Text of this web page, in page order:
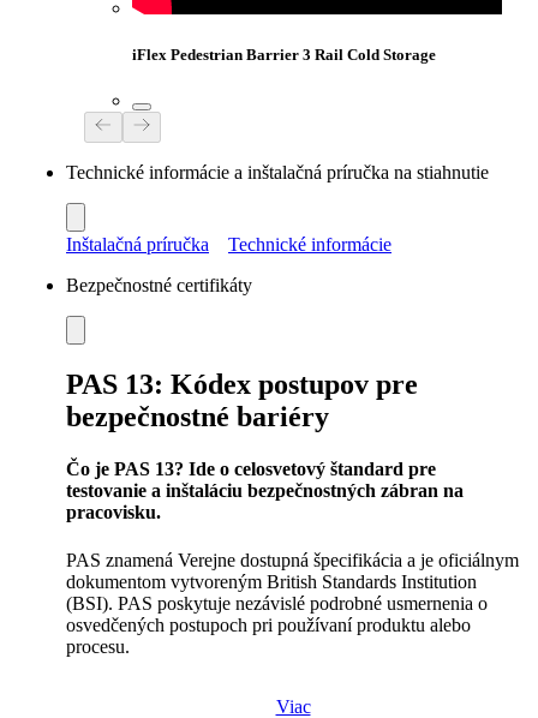
iFlex Pedestrian Barrier 3 Rail Cold Storage
Technické informácie a inštalačná príručka na stiahnutie
Inštalačná príručka
Technické informácie
Bezpečnostné certifikáty
PAS 13: Kódex postupov pre
bezpečnostné bariéry
Čo je PAS 13? Ide o celosvetový štandard pre
testovanie a inštaláciu bezpečnostných zábran na
pracovisku.
PAS znamená Verejne dostupná špecifikácia a je oficiálnym
dokumentom vytvoreným British Standards Institution
(BSI). PAS poskytuje nezávislé podrobné usmernenia o
osvedčených postupoch pri používaní produktu alebo
procesu.
Viac